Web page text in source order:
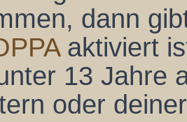
dann
aktiviert
13 Jahre
oder